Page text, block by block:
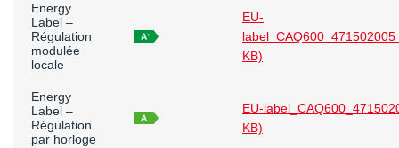
Energy
Label –
Régulation
modulée
locale
EU-
KB)
Energy
Label –
Régulation
par horloge
EU-
KB)